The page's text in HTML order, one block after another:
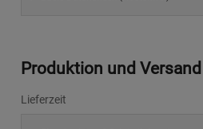
Produktion und Versand
Lieferzeit